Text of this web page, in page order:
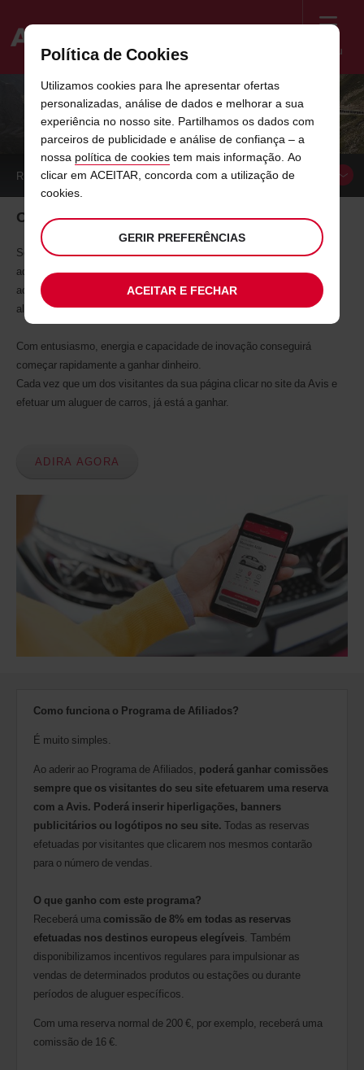
Menu
PROGRAMA DE AFILIADOS
RESERVAR UMCARRO
O nosso Programa de Afiliados
Se partilha o espírito "We Try Harder" (“esforçamo-nos ao máximo”),
adira ao Programa de Afiliados e ofereça aos visitantes do seu site:
acesso à nossa rede internacional, com mais de 5400 estações de
aluguer.
Com entusiasmo, energia e capacidade de inovação conseguirá
começar rapidamente a ganhar dinheiro.
Cada vez que um dos visitantes da sua página clicar no site da Avis e
efetuar um aluguer de carros, já está a ganhar.
ADIRA AGORA
Como funciona o Programa de Afiliados?
É muito simples.
Ao aderir ao Programa de Afiliados, poderá ganhar comissões
sempre que os visitantes do seu site efetuarem uma reserva
com a Avis. Poderá inserir hiperligações, banners
publicitários ou logótipos no seu site. Todas as reservas
efetuadas por visitantes que clicarem nos mesmos contarão
para o número de vendas.
O que ganho com este programa?
Receberá uma comissão de 8% em todas as reservas
efetuadas nos destinos europeus elegíveis . Também
disponibilizamos incentivos regulares para impulsionar as
vendas de determinados produtos ou estações ou durante
períodos de aluguer específicos.
Com uma reserva normal de 200 €, por exemplo, receberá uma
comissão de 16 €.
Política de Cookies
Utilizamos cookies para lhe apresentar ofertas
personalizadas, análise de dados e melhorar a sua
experiência no nosso site. Partilhamos os dados com
parceiros de publicidade e análise de confiança – a
nossa política de cookies tem mais informação. Ao
clicar em ACEITAR, concorda com a utilização de
cookies.
GERIR PREFERÊNCIAS
ACEITAR E FECHAR